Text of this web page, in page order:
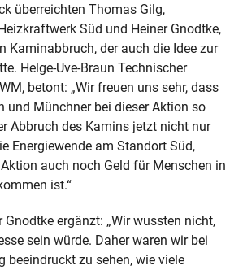
überreichten Thomas Gilg,
Süd und Heiner Gnodtke,
Kaminabbruch, der auch die Idee zur
Helge-Uve-Braun Technischer
betont: „Wir freuen uns sehr, dass
und Münchner bei dieser Aktion so
Abbruch des Kamins jetzt nicht nur
Energiewende am Standort Süd,
auch noch Geld für Menschen in
ist.“
Gnodtke ergänzt: „Wir wussten nicht,
sein würde. Daher waren wir bei
beeindruckt zu sehen, wie viele